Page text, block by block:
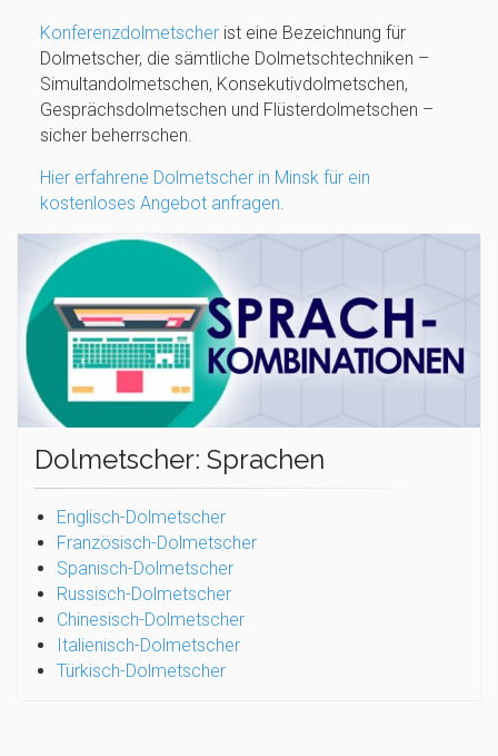
Konferenzdolmetscherist eine Bezeichnung für
Dolmetscher, die sämtliche Dolmetschtechniken –
Simultandolmetschen, Konsekutivdolmetschen,
Gesprächsdolmetschen und Flüsterdolmetschen –
sicher beherrschen.
Hier erfahrene Dolmetscher in Minsk für ein
kostenloses Angebot anfragen.
Dolmetscher: Sprachen
Englisch-Dolmetscher
Französisch-Dolmetscher
Spanisch-Dolmetscher
Russisch-Dolmetscher
Chinesisch-Dolmetscher
Italienisch-Dolmetscher
Türkisch-Dolmetscher